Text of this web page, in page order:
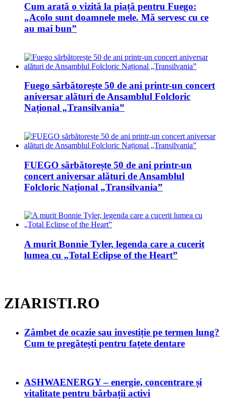
Cum arată o vizită la piață pentru Fuego:
„Acolo sunt doamnele mele. Mă servesc cu ce
au mai bun”
Fuego sărbătorește 50 de ani printr-un concert
aniversar alături de Ansamblul Folcloric
Național „Transilvania”
FUEGO sărbătorește 50 de ani printr-un
concert aniversar alături de Ansamblul
Folcloric Național „Transilvania”
A murit Bonnie Tyler, legenda care a cucerit
lumea cu „Total Eclipse of the Heart”
ZIARISTI.RO
Zâmbet de ocazie sau investiție pe termen lung?
Cum te pregătești pentru fațete dentare
ASHWAENERGY – energie, concentrare și
vitalitate pentru bărbații activi